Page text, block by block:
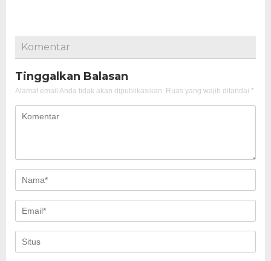
Komentar
Tinggalkan Balasan
Alamat email Anda tidak akan dipublikasikan. Ruas yang wajib ditandai *